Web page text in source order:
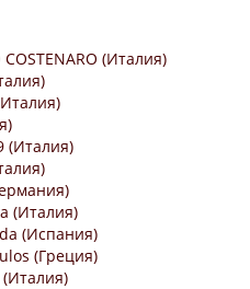
(Италия)
(Италия)
(Италия)
(Испания)
(Греция)